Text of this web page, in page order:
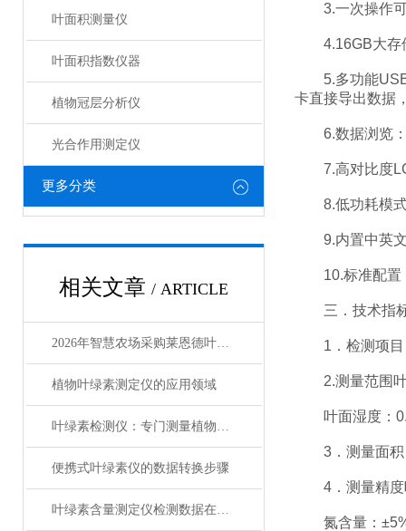
叶面积测量仪
叶面积指数仪器
植物冠层分析仪
光合作用测定仪
更多分类
相关文章 / ARTICLE
2026年智慧农场采购莱恩德叶绿素测定仪 这4点要注意
植物叶绿素测定仪的应用领域
叶绿素检测仪：专门测量植物叶片中叶绿素含量
便携式叶绿素仪的数据转换步骤
叶绿素含量测定仪检测数据在科研中的应用
3.一次操作可
4.16GB大存储
5.多功能USB
卡直接导出数据
6.数据浏览：
7.高对比度
8.低功耗模式
9.内置中英文
10.标准配置：
三．技术指
1．检测项目
2.测量范围叶
叶面湿度：
3．测量面积
4．测量精度
氮含量：±5%